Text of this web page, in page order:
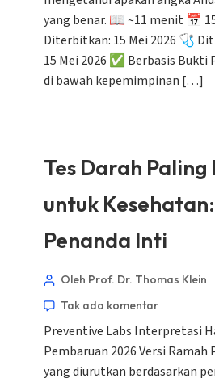
yang benar. 📖 ~11 menit 📅
Diterbitkan: 15 Mei 2026 🩺
15 Mei 2026 ✅ Berbasis Bukti
di bawah kepemimpinan […]
Tes Darah Paling
untuk
Penanda Inti
Oleh Prof. Dr. Thomas Klein
Tak ada komentar
Preventive Labs Interpretasi
Pembaruan 2026 Versi Ramah
yang diurutkan berdasarkan